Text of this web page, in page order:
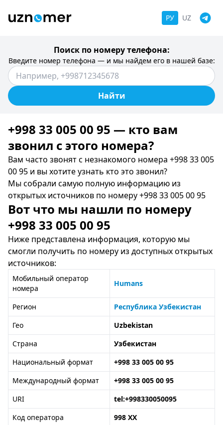
РУ UZ
Поиск по номеру телефона:
Введите номер телефона — и мы найдем его в нашей базе:
Найти
+998 33 005 00 95 — кто вам
звонил c этого номера?
Вам часто звонят с незнакомого номера +998 33 005
00 95 и вы хотите узнать кто это звонил?
Мы собрали самую полную информацию из
открытых источников по номеру +998 33 005 00 95
Вот что мы нашли по номеру
+998 33 005 00 95
Ниже представлена информация, которую мы
смогли получить по номеру из доступных открытых
источников:
Мобильный оператор
номера
Humans
Регион
Республика Узбекистан
Гео
Uzbekistan
Страна
Узбекистан
Национальный формат
+998 33 005 00 95
Международный формат
+998 33 005 00 95
URI
tel:+998330050095
Код оператора
998 XX